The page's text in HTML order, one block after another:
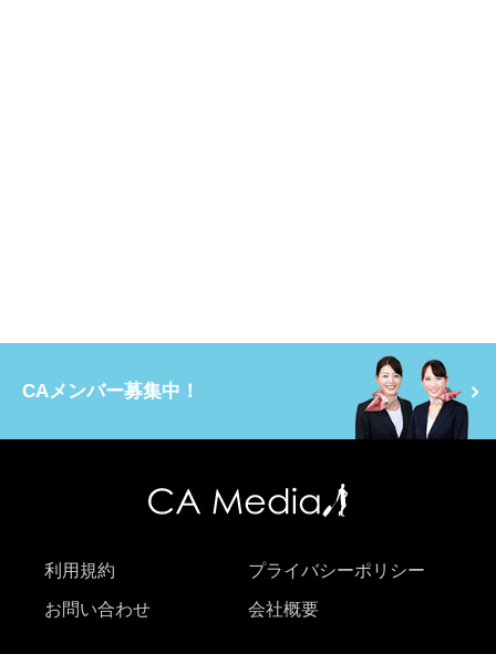
CAメンバー募集中！
利用規約 プライバシーポリシー
お問い合わせ 会社概要